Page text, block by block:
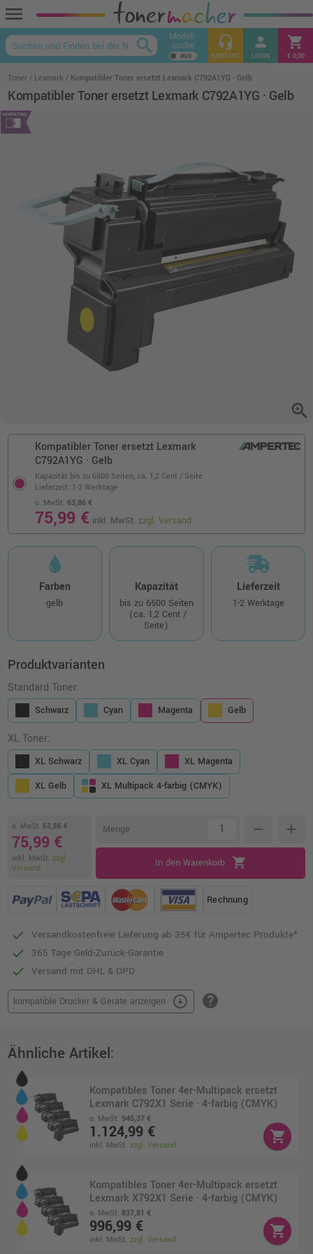
menu
keyboard_arrow_up
search Modell-
suche headset_mic
KONTAKT
person
LOGIN
shopping_cart
€ 0,00
Toner Lexmark Kompatibler Toner ersetzt Lexmark C792A1YG · Gelb
Kompatibler Toner ersetzt Lexmark C792A1YG · Gelb
zoom_in
Kompatibler Toner ersetzt Lexmark
C792A1YG · Gelb
Kapazität bis zu 6500 Seiten, ca. 1,2 Cent / Seite
o. MwSt. 63,86 €
75,99 € inkl. MwSt.zzgl. Versand
Lieferzeit: 1-2 Werktage
Farben
gelb
Kapazität
bis zu 6500 Seiten
(ca. 1,2 Cent /
Seite)
Lieferzeit
1-2 Werktage
Produktvarianten
Standard Toner:
Schwarz Cyan Magenta Gelb
XL Toner:
XL Schwarz XL Cyan
XL Magenta
XL Gelb
XL Multipack 4-farbig (CMYK)
o. MwSt. 63,86 €
75,99 €
inkl. MwSt. zzgl.
Versand
Menge remove add
In den Warenkorb shopping_cart
Rechnung
Versandkostenfreie Lieferung ab 35€ für Ampertec Produkte*
365 Tage Geld-Zurück-Garantie
Versand mit DHL & DPD
kompatible Drucker & Geräte anzeigen arrow_circle_down help
Ähnliche Artikel:
Kompatibles Toner 4er-Multipack ersetzt
Lexmark C792X1 Serie · 4-farbig (CMYK)
o. MwSt.945,37 €
1.124,99 €
inkl. MwSt.zzgl. Versand
shopping_cart
Kompatibles Toner 4er-Multipack ersetzt
Lexmark X792X1 Serie · 4-farbig (CMYK)
o. MwSt. 837,81 €
996,99 €
inkl. MwSt.zzgl. Versand
shopping_cart